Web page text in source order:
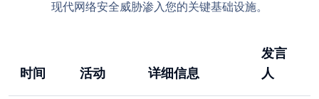
现代网络安全威胁渗入您的关键基础设施。
时间 活动 详细信息
发言
人